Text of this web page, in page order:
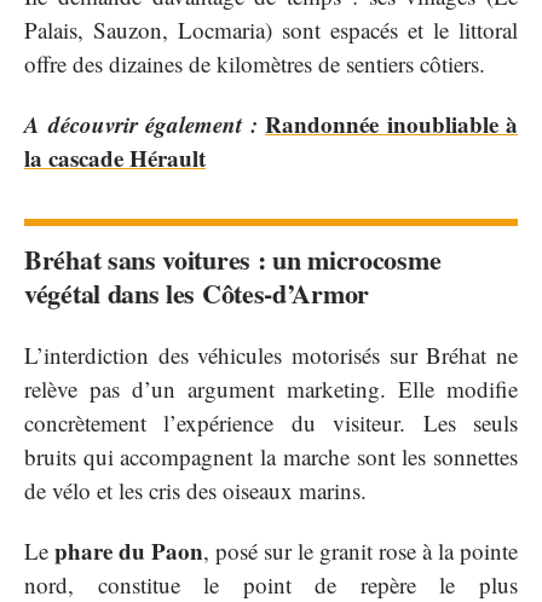
Palais, Sauzon, Locmaria) sont espacés et le littoral
offre des dizaines de kilomètres de sentiers côtiers.
A découvrir également : Randonnée inoubliable à
la cascade Hérault
Bréhat sans voitures : un microcosme
végétal dans les Côtes-d’Armor
L’interdiction des véhicules motorisés sur Bréhat ne
relève pas d’un argument marketing. Elle modifie
concrètement l’expérience du visiteur. Les seuls
bruits qui accompagnent la marche sont les sonnettes
de vélo et les cris des oiseaux marins.
Le phare du Paon, posé sur le granit rose à la pointe
nord, constitue le point de repère le plus